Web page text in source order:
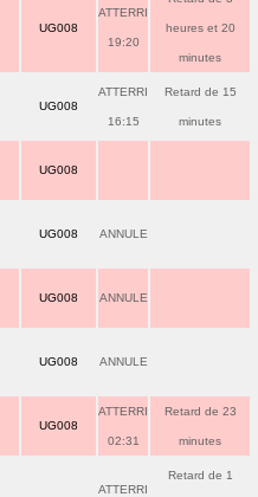
UG008
ATTERRI
19:20
heures et 20
minutes
UG008
ATTERRI
16:15
Retard de 15
minutes
UG008
UG008 ANNULE
UG008 ANNULE
UG008 ANNULE
UG008
ATTERRI
02:31
Retard de 23
minutes
ATTERRI
Retard de 1